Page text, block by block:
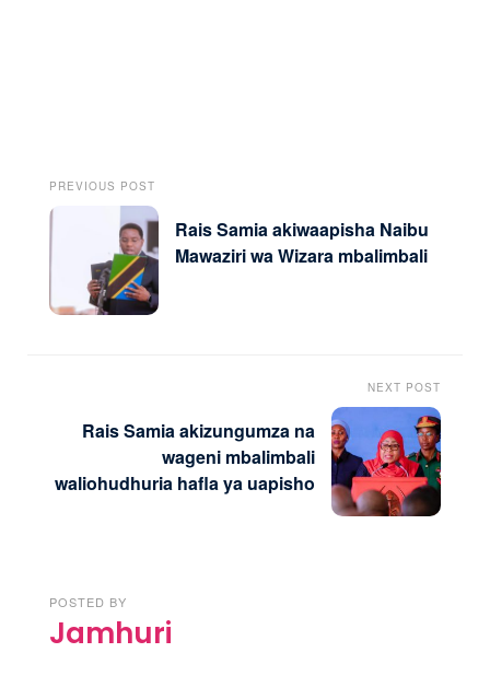
PREVIOUS POST
Rais Samia akiwaapisha Naibu
Mawaziri wa Wizara mbalimbali
NEXT POST
Rais Samia akizungumza na
wageni mbalimbali
waliohudhuria hafla ya uapisho
POSTED BY
Jamhuri